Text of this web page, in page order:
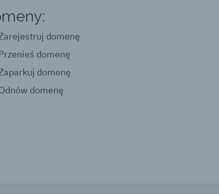
domenę
domenę
domenę
domenę